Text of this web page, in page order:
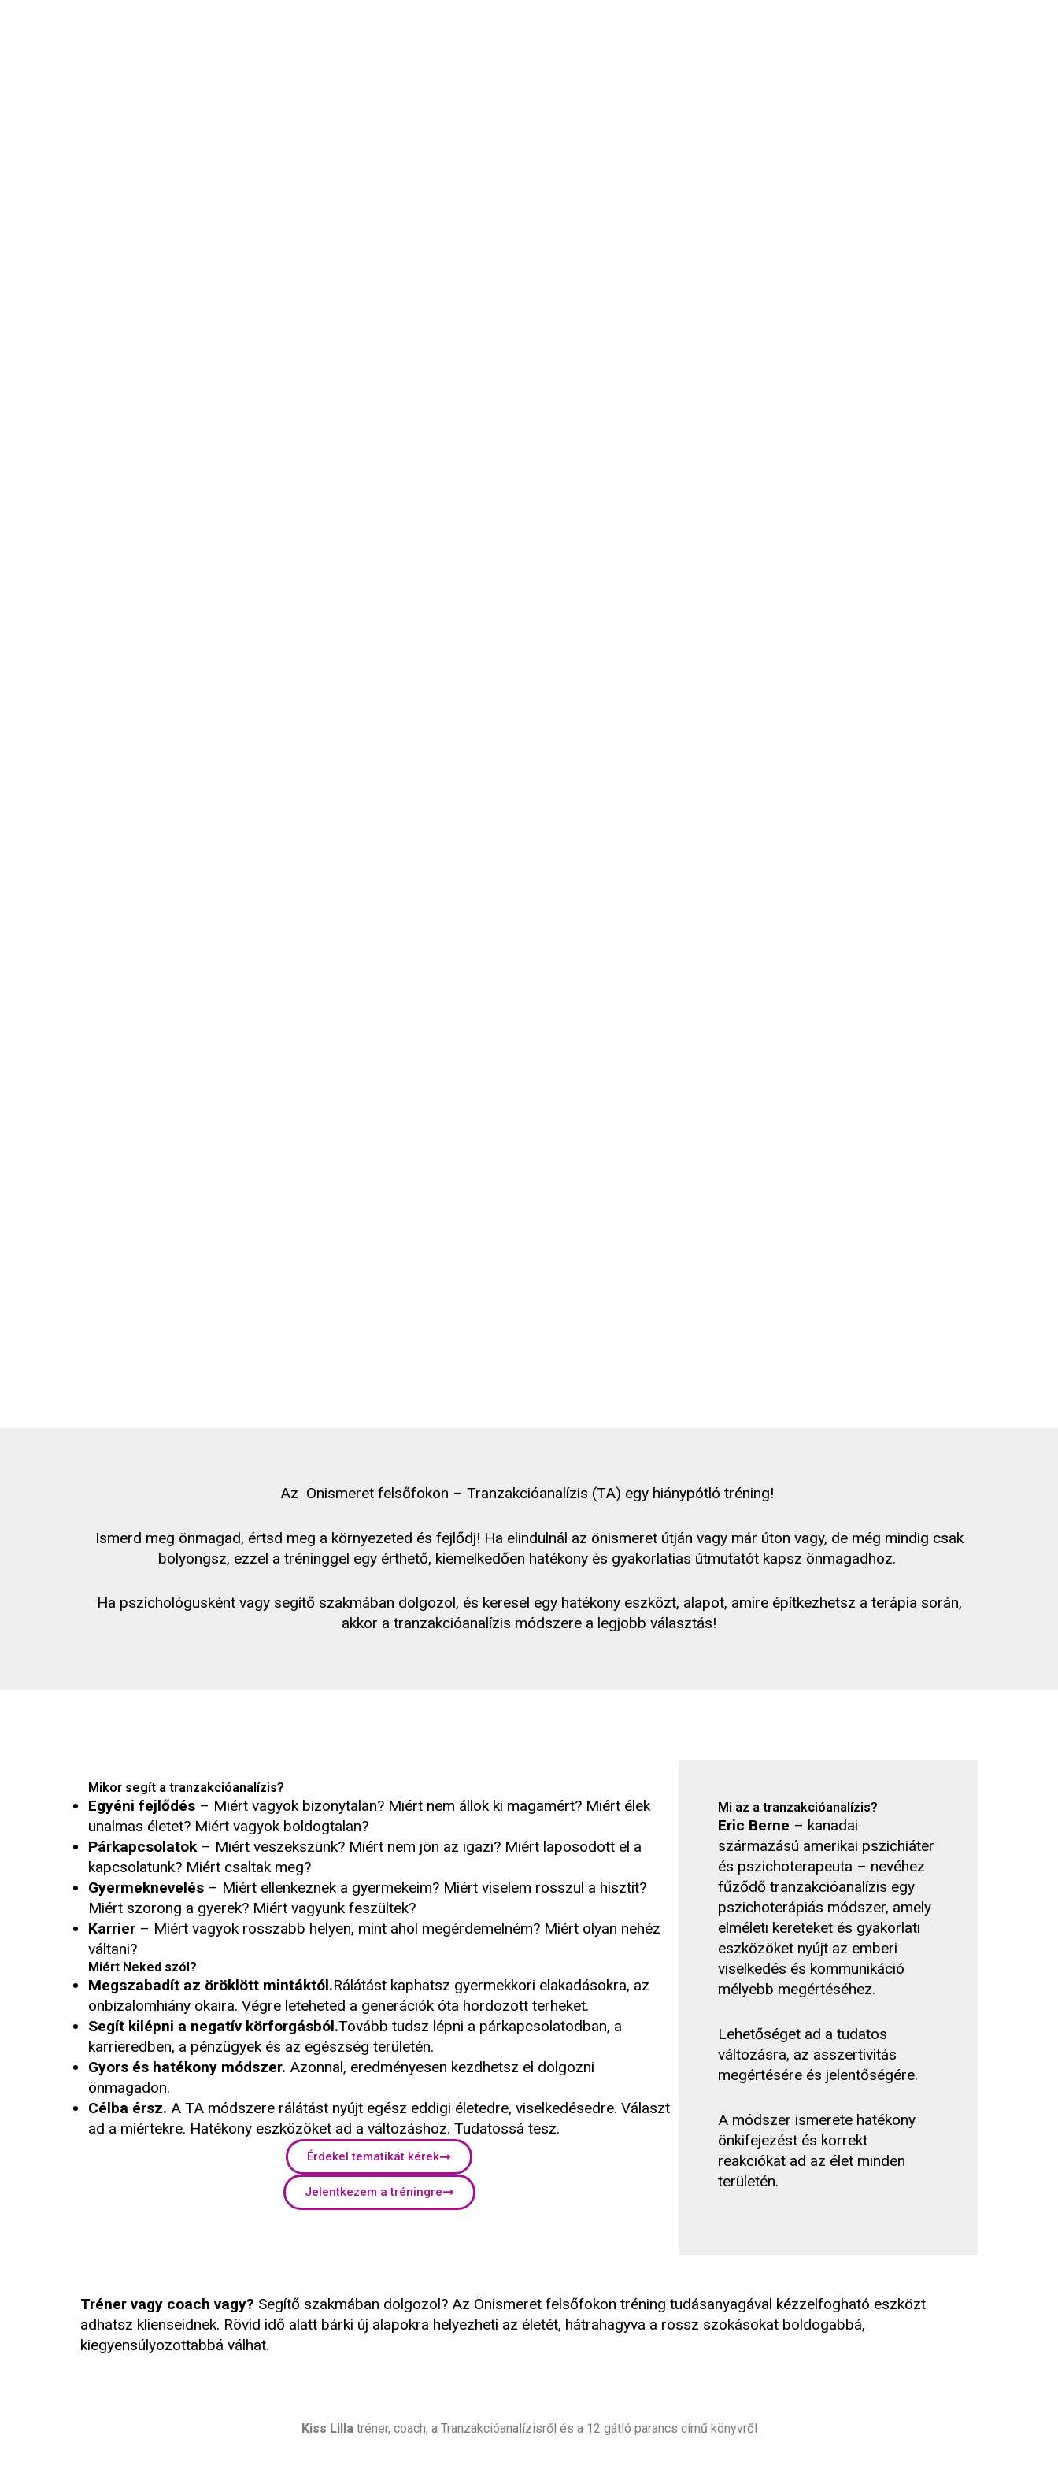
Az Önismeret felsőfokon – Tranzakcióanalízis (TA) egy hiánypótló tréning!
Ismerd meg önmagad, értsd meg a környezeted és fejlődj! Ha elindulnál az önismeret útján vagy már úton vagy, de még mindig csak
bolyongsz, ezzel a tréninggel egy érthető, kiemelkedően hatékony és gyakorlatias útmutatót kapsz önmagadhoz.
Ha pszichológusként vagy segítő szakmában dolgozol, és keresel egy hatékony eszközt, alapot, amire építkezhetsz a terápia során,
akkor a tranzakcióanalízis módszere a legjobb választás!
Mikor segít a tranzakcióanalízis?
Egyéni fejlődés – Miért vagyok bizonytalan? Miért nem állok ki magamért? Miért élek
unalmas életet? Miért vagyok boldogtalan?
Párkapcsolatok– Miért veszekszünk? Miért nem jön az igazi? Miért laposodott el a
kapcsolatunk? Miért csaltak meg?
Gyermeknevelés – Miért ellenkeznek a gyermekeim? Miért viselem rosszul a hisztit?
Miért szorong a gyerek? Miért vagyunk feszültek?
Karrier – Miért vagyok rosszabb helyen, mint ahol megérdemelném? Miért olyan nehéz
váltani?
Miért Neked szól?
Megszabadít az öröklött mintáktól.Rálátást kaphatsz gyermekkori elakadásokra, az
önbizalomhiány okaira. Végre leteheted a generációk óta hordozott terheket.
Segít kilépni a negatív körforgásból.Tovább tudsz lépni a párkapcsolatodban, a
karrieredben, a pénzügyek és az egészség területén.
Gyors és hatékony módszer. Azonnal, eredményesen kezdhetsz el dolgozni
önmagadon.
Célba érsz. A TA módszere rálátást nyújt egész eddigi életedre, viselkedésedre. Választ
ad a miértekre. Hatékony eszközöket ad a változáshoz. Tudatossá tesz.
Érdekel tematikát kérek
Jelentkezem a tréningre
Mi az a tranzakcióanalízis?
Eric Berne – kanadai
származású amerikai pszichiáter
és pszichoterapeuta – nevéhez
fűződő tranzakcióanalízis egy
pszichoterápiás módszer, amely
elméleti kereteket és gyakorlati
eszközöket nyújt az emberi
viselkedés és kommunikáció
mélyebb megértéséhez.
Lehetőséget ad a tudatos
változásra, az asszertivitás
megértésére és jelentőségére.
A módszer ismerete hatékony
önkifejezést és korrekt
reakciókat ad az élet minden
területén.
Tréner vagy coach vagy? Segítő szakmában dolgozol? Az Önismeret felsőfokon tréning tudásanyagával kézzelfogható eszközt
adhatsz klienseidnek. Rövid idő alatt bárki új alapokra helyezheti az életét, hátrahagyva a rossz szokásokat boldogabbá,
kiegyensúlyozottabbá válhat.
Kiss Lilla tréner, coach, a Tranzakcióanalízisről és a 12 gátló parancs című könyvről